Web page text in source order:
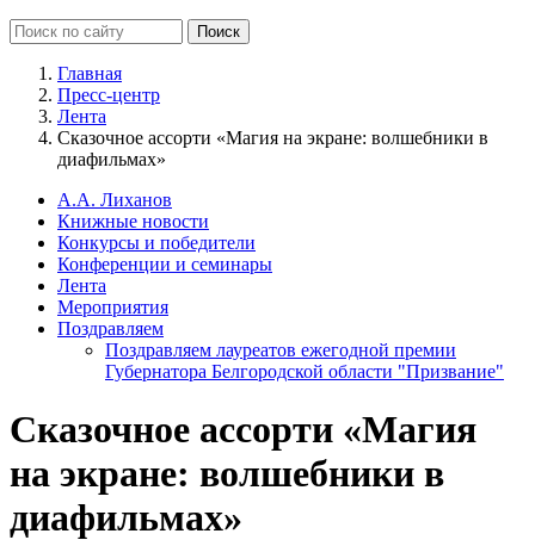
Главная
Пресс-центр
Лента
Сказочное ассорти «Магия на экране: волшебники в
диафильмах»
А.А. Лиханов
Книжные новости
Конкурсы и победители
Конференции и семинары
Лента
Мероприятия
Поздравляем
Поздравляем лауреатов ежегодной премии
Губернатора Белгородской области "Призвание"
Сказочное ассорти «Магия
на экране: волшебники в
диафильмах»